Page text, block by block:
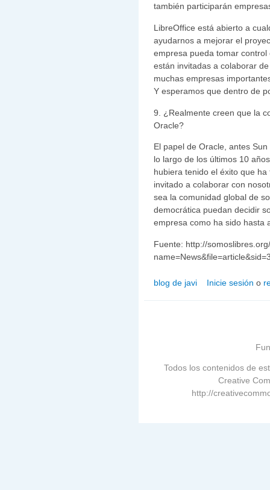
también participarán
LibreOffice está abierto a
ayudarnos a mejorar el
empresa pueda tomar
están invitadas a colaborar
muchas empresas
Y esperamos que dentro de
9. ¿Realmente creen que la
Oracle?
El papel de Oracle, antes
lo largo de los últimos 10
hubiera tenido el éxito que
invitado a colaborar con
sea la comunidad global de
democrática puedan decidir
empresa como ha sido hasta
Fuente: http://
blog de javi Inicie sesión o
Todos los contenidos de
Creative
http://